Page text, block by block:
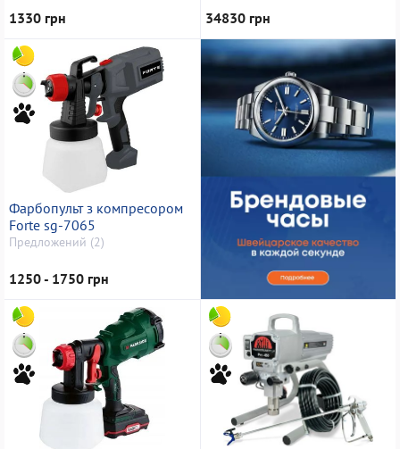
1330 грн 34830 грн
Фарбопульт з компресором
Forte sg-7065
Предложений (2)
1250 - 1750 грн